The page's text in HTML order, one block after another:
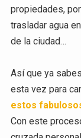
propiedades,
trasladar agua
de la ciudad…
Así que ya
esta vez para
estos
Con este